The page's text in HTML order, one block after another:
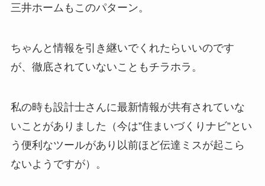
三井ホームもこのパターン。
ちゃんと情報を引き継いでくれたらいいのです
が、徹底されていないこともチラホラ。
私の時も設計士さんに最新情報が共有されていな
いことがありました（今は”住まいづくりナビ”とい
う便利なツールがあり以前ほど伝達ミスが起こら
ないようですが）。